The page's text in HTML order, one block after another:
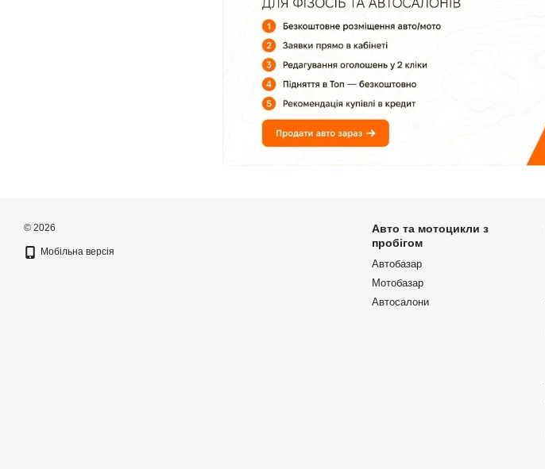
© 2026
Мобільна версія
Авто та мотоцикли з
пробігом
Автобазар
Мотобазар
Автосалони